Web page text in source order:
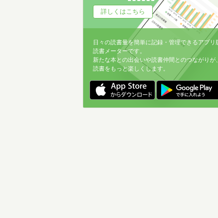
詳しくはこちら
日々の読書量を簡単に記録・管理できるアプリ
読書メーターです。
新たな本との出会いや読書仲間とのつながりが
読書をもっと楽しくします。